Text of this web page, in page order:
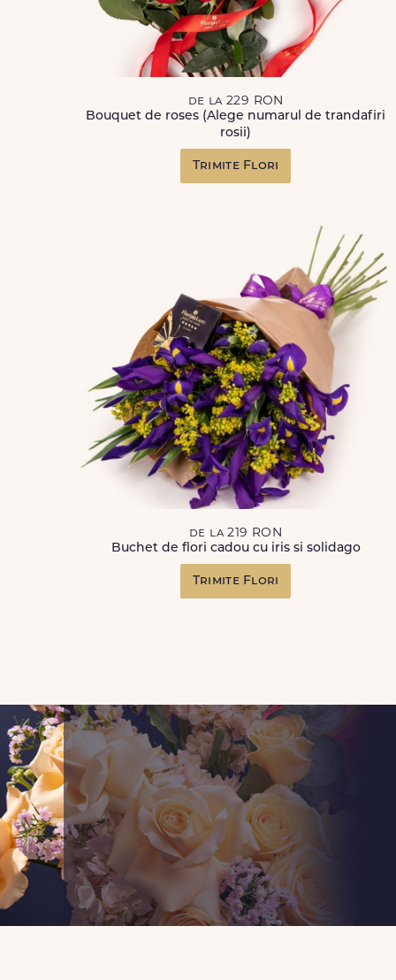
de la 229 RON
Bouquet de roses (Alege numarul de trandafiri
rosii)
Trimite Flori
de la 219 RON
Buchet de flori cadou cu iris si solidago
Trimite Flori